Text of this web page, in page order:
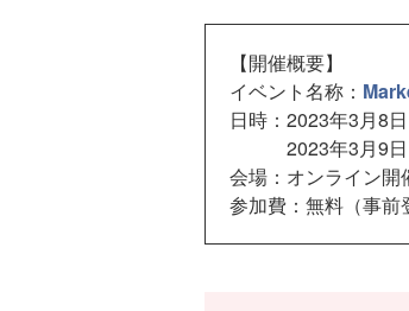
【開催概要】
イベント名称：
日時：2023年3月8
2023年3月9日
会場：オンライン開
参加費：無料（事前